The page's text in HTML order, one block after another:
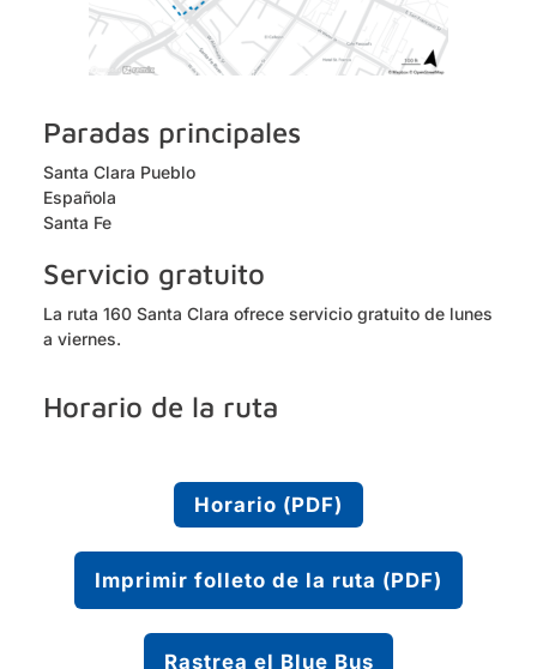
Paradas principales
Santa Clara Pueblo
Española
Santa Fe
Servicio gratuito
La ruta 160 Santa Clara ofrece servicio gratuito de lunes
a viernes.
Horario de la ruta
Horario (PDF)
Imprimir folleto de la ruta (PDF)
Rastrea el Blue Bus